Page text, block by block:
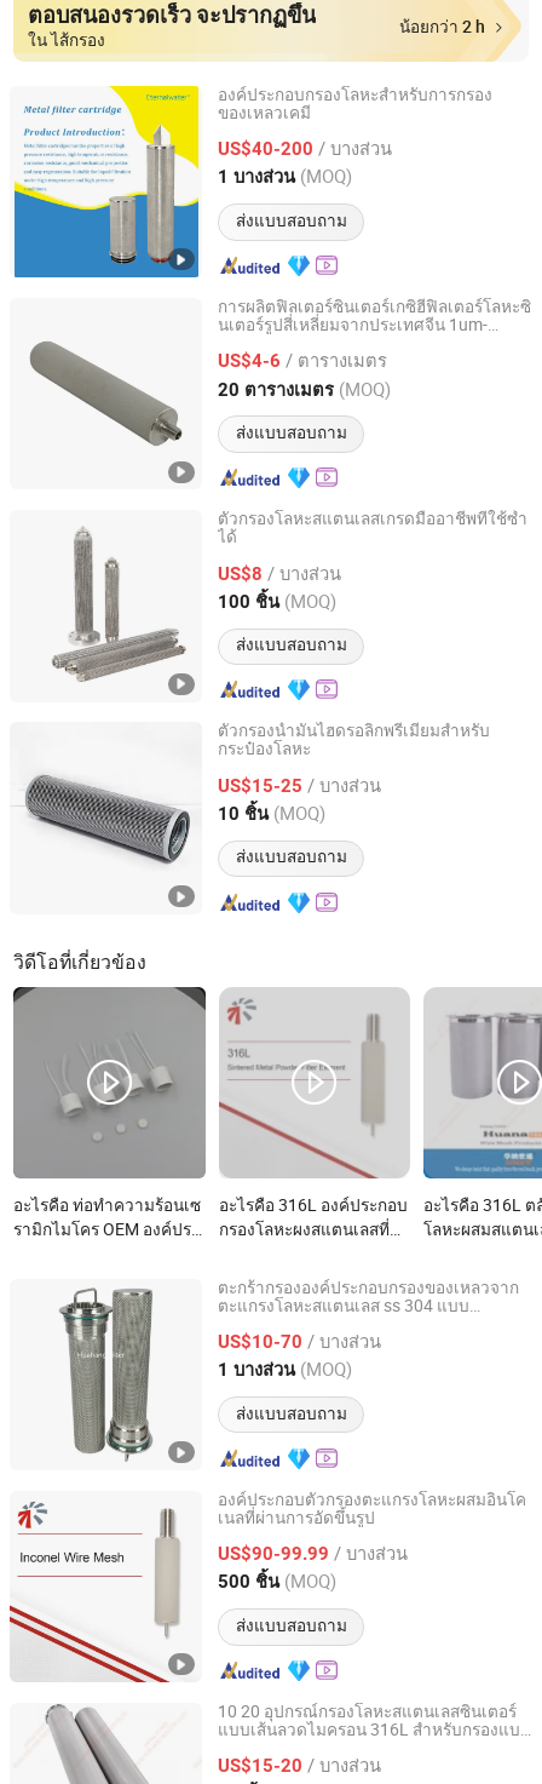
ตอบสนองรวดเร็ว จะปรากฏขึ้น
ใน ไส้กรอง
น้อยกว่า 2 h
องค์ประกอบกรองโลหะสำหรับการกรอง
ของเหลวเคมี
US$40-200 / บางส่วน
1 บางส่วน (MOQ)
ส่งแบบสอบถาม
Hangzhou Eternalwater Filtration Equipment Co., Ltd.
Zhejiang, China อัตราจาก 2023
การผลิตฟิลเตอร์ซินเตอร์เกซิฮีฟิลเตอร์โลหะซิ
นเตอร์รูปสี่เหลี่ยมจากประเทศจีน 1um-
อร์ซินเตอร์
US$4-6 / ตารางเมตร
20 ตารางเมตร (MOQ)
ส่งแบบสอบถาม
Hebei Gezhige Wire Mesh Products Co., Ltd
Hebei, China อัตราจาก 2022
ตัวกรองโลหะสแตนเลสเกรดมืออาชีพที่ใช้ซ้ำ
ได้
US$8 / บางส่วน
100 ชิ้น (MOQ)
ส่งแบบสอบถาม
Pujiang Haigong Filter Co., Ltd.
Zhejiang, China อัตราจาก 2015
ตัวกรองน้ำมันไฮดรอลิกพรีเมียมสำหรับ
กระป๋องโลหะ
US$15-25 / บางส่วน
10 ชิ้น (MOQ)
ส่งแบบสอบถาม
Langfang Qiangshi Filtration Equipment Co., Ltd.
Hebei, China อัตราจาก 2025
วิดีโอที่เกี่ยวข้อง
อะไรคือ ท่อทำความร้อนเซ
รามิกไมโคร OEM องค์ประ
อะไรคือ 316L องค์ประกอบ
กรองโลหะผงสแตนเลสที่
อะไรคือ 316L ต
โลหะผสมสแตน
ตะกร้ากรององค์ประกอบกรองของเหลวจาก
ตะแกรงโลหะสแตนเลส ss 304 แบบ
US$10-70 / บางส่วน
1 บางส่วน (MOQ)
ส่งแบบสอบถาม
Xinxiang City Huahang Filter Co., Ltd.
Henan, China อัตราจาก 2018
องค์ประกอบตัวกรองตะแกรงโลหะผสมอินโค
เนลที่ผ่านการอัดขึ้นรูป
US$90-99.99 / บางส่วน
500 ชิ้น (MOQ)
ส่งแบบสอบถาม
CISRI HY&POR TECHNOLOGY CO., LTD.
Beijing, China อัตราจาก 2021
10 20 อุปกรณ์กรองโลหะสแตนเลสซินเตอร์
แบบเส้นลวดไมครอน 316L สำหรับกรองแบบ
US$15-20 / บางส่วน
Anping County Huana Wire Mesh Products Co., Ltd.